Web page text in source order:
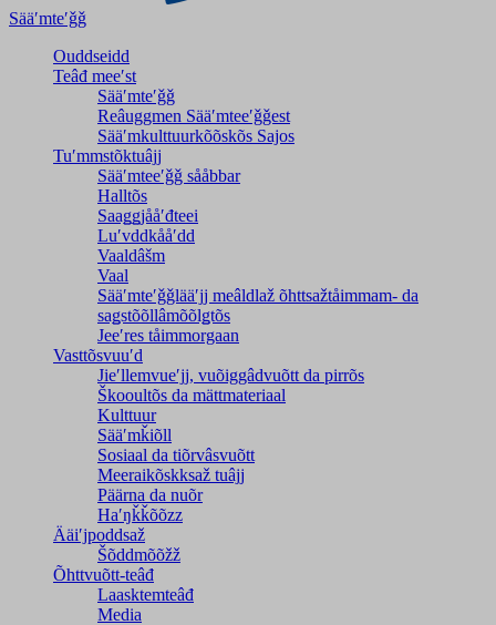
Sääʹmteʹǧǧ
Ouddseidd
Teâđ meeʹst
Sääʹmteʹǧǧ
Reâuggmen Sääʹmteeʹǧǧest
Sääʹmkulttuurkõõskõs Sajos
Tuʹmmstõktuâjj
Sääʹmteeʹǧǧ sååbbar
Halltõs
Saaǥǥjååʹđteei
Luʹvddkååʹdd
Vaaldâšm
Vaal
Sääʹmteʹǧǧlääʹjj meâldlaž õhttsažtåimmam- da
saǥstõõllâmõõlǥtõs
Jeeʹres tåimmorgaan
Vasttõsvuuʹd
Jieʹllemvueʹjj, vuõiggâdvuõtt da pirrõs
Škooultõs da mättmateriaal
Kulttuur
Sääʹmǩiõll
Sosiaal da tiõrvâsvuõtt
Meeraikõskksaž tuâjj
Päärna da nuõr
Haʹŋǩǩõõzz
Ääiʹjpoddsaž
Šõddmõõžž
Õhttvuõtt-teâđ
Laasktemteâđ
Media